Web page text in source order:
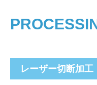
レーザー切断加工